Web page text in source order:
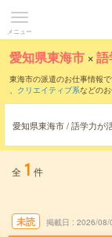
メニュー
愛知県東海市 ×語
東海市の派遣のお仕事情報で
、 クリエイティブ系などの
愛知県東海市 / 語学力が
全 1 件
未読 掲載日 2026/08/